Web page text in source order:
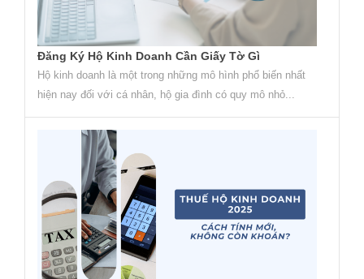
Đăng Ký Hộ Kinh Doanh Cần Giấy Tờ Gì
Hộ kinh doanh là một trong những mô hình phổ biến nhất
hiện nay đối với cá nhân, hộ gia đình có quy mô nhỏ...